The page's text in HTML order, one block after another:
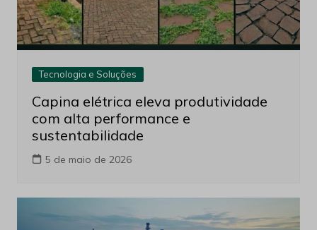
Tecnologia e Soluções
Capina elétrica eleva produtividade
com alta performance e
sustentabilidade
5 de maio de 2026